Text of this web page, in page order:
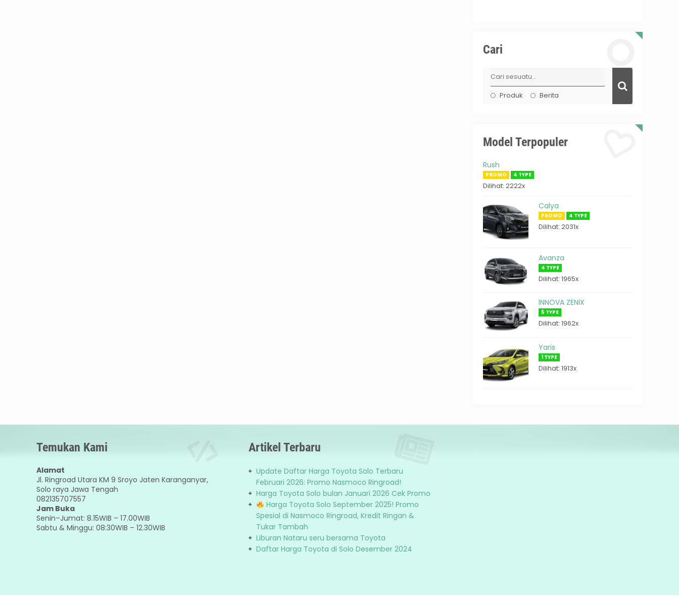
Cari
Produk Berita
Model Terpopuler
Rush
PROMO 4 TYPE
Dilihat: 2222x
Calya
PROMO 4 TYPE
Dilihat: 2031x
Avanza
4 TYPE
Dilihat: 1965x
INNOVA ZENIX
5 TYPE
Dilihat: 1962x
Yaris
1 TYPE
Dilihat: 1913x
Temukan Kami
Alamat
Jl. Ringroad Utara KM 9 Sroyo Jaten Karanganyar,
Solo raya Jawa Tengah
082135707557
Jam Buka
Senin–Jumat: 8.15WIB – 17.00WIB
Sabtu & Minggu: 08:30WIB – 12.30WIB
Artikel Terbaru
Update Daftar Harga Toyota Solo Terbaru
Februari 2026: Promo Nasmoco Ringroad!
Harga Toyota Solo bulan Januari 2026 Cek Promo
Harga Toyota Solo September 2025! Promo
Spesial di Nasmoco Ringroad, Kredit Ringan &
Tukar Tambah
Liburan Nataru seru bersama Toyota
Daftar Harga Toyota di Solo Desember 2024